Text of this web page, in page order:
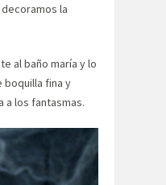
la
al baño maría y lo
boquilla fina y
a los fantasmas.